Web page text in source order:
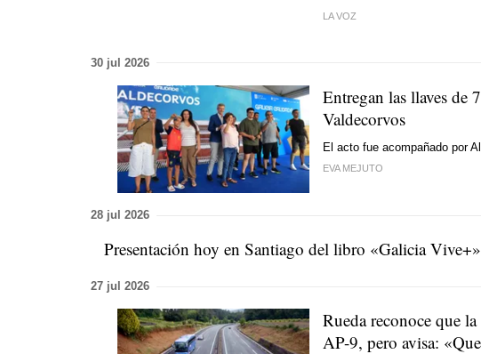
LA VOZ
30 jul 2026
Entregan las llaves de
Valdecorvos
El acto fue acompañado por
EVA MEJUTO
28 jul 2026
Presentación hoy en Santiago del libro «Galicia Vive+»
27 jul 2026
Rueda reconoce que
AP-9, pero avisa: